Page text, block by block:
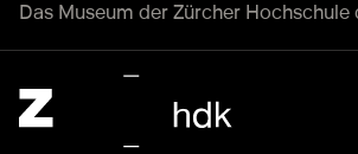
Das Museum der Zürcher Hochschule